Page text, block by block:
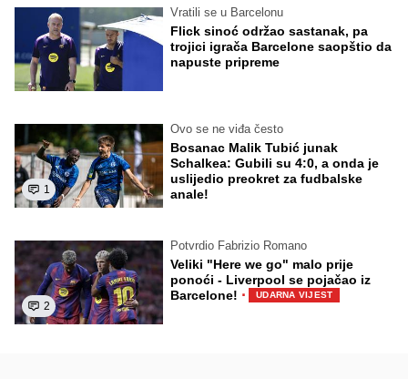
Vratili se u Barcelonu
Flick sinoć održao sastanak, pa
trojici igrača Barcelone saopštio da
napuste pripreme
1
Ovo se ne viđa često
Bosanac Malik Tubić junak
Schalkea: Gubili su 4:0, a onda je
uslijedio preokret za fudbalske
anale!
2
Potvrdio Fabrizio Romano
Veliki "Here we go" malo prije
ponoći - Liverpool se pojačao iz
Barcelone! · UDARNA VIJEST